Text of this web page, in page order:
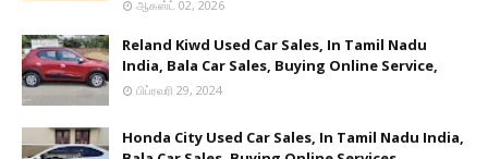
ஆகஸ்ட் 02, 2026
Reland Kiwd Used Car Sales, In Tamil Nadu
India, Bala Car Sales, Buying Online Service,
பிப்ரவரி 29, 2024
Honda City Used Car Sales, In Tamil Nadu India,